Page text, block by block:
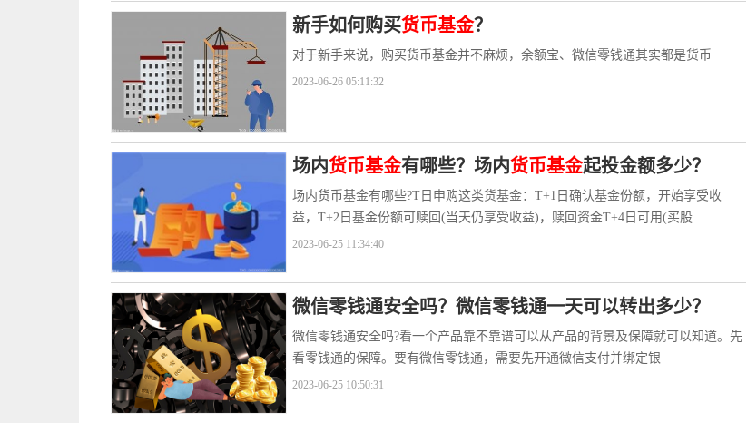
新手如何购买货币基金？
对于新手来说，购买货币基金并不麻烦，余额宝、微信零钱通其实都是货币
2023-06-26 05:11:32
场内货币基金有哪些？场内货币基金起投金额多少？
场内货币基金有哪些?T日申购这类货基金：T+1日确认基金份额，开始享受收
益，T+2日基金份额可赎回(当天仍享受收益)，赎回资金T+4日可用(买股
2023-06-25 11:34:40
微信零钱通安全吗？微信零钱通一天可以转出多少？
微信零钱通安全吗?看一个产品靠不靠谱可以从产品的背景及保障就可以知道。先
看零钱通的保障。要有微信零钱通，需要先开通微信支付并绑定银
2023-06-25 10:50:31